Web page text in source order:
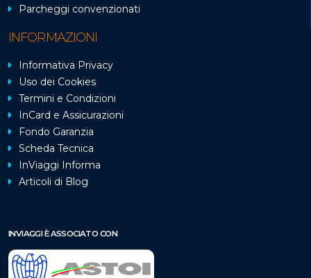
Parcheggi convenzionati
INFORMAZIONI
Informativa Privacy
Uso dei Cookies
Termini e Condizioni
InCard e Assicurazioni
Fondo Garanzia
Scheda Tecnica
InViaggi Informa
Articoli di Blog
INVIAGGI È ASSOCIATO CON